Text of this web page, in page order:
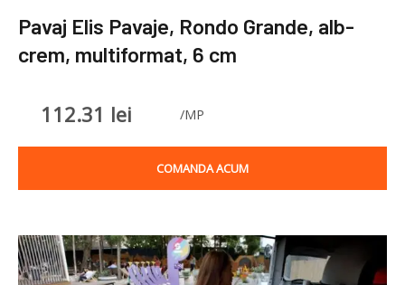
Pavaj Elis Pavaje, Rondo Grande, alb-
crem, multiformat, 6 cm
112.31 lei /MP
COMANDA ACUM